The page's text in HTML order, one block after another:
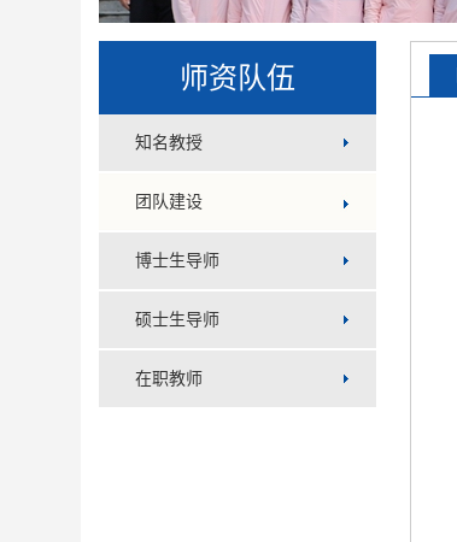
师资队伍
知名教授
团队建设
博士生导师
硕士生导师
在职教师